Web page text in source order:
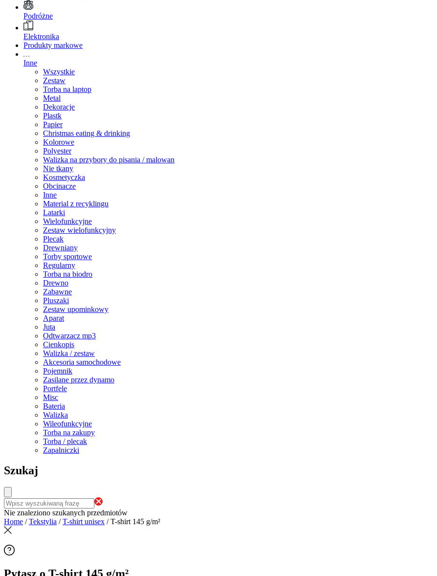
Podróżne
Elektronika
Produkty markowe
Inne
Wszystkie
Zestaw
Torba na laptop
Metal
Dekoracje
Plastk
Papier
Christmas eating & drinking
Kolorowe
Polyester
Walizka na przybory do pisania / malowan
Nie tkany
Kosmetyczka
Obcinacze
Inne
Material z recyklingu
Latarki
Wielofunkcyjne
Zestaw wielofunkcyjny
Plecak
Drewniany
Torby sportowe
Regularny
Torba na biodro
Drewno
Zabawne
Pluszaki
Zestaw upominkowy
Aparat
Juta
Odtwarzacz mp3
Cienkopis
Walizka / zestaw
Akcesoria samochodowe
Pojemnik
Zasilane przez dynamo
Portfele
Misc
Bateria
Walizka
Wileofunkcyjne
Torba na zakupy
Torba / plecak
Zapalniczki
Szukaj
Nie znaleziono szukanych przedmiotów
Home /Tekstylia /T-shirt unisex /T-shirt 145 g/m²